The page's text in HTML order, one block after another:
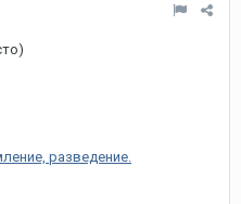
разведение.